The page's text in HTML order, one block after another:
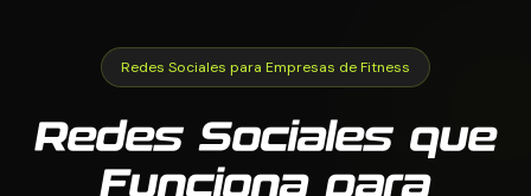
Redes Sociales para Empresas de Fitness
Redes Sociales que
Funciona para